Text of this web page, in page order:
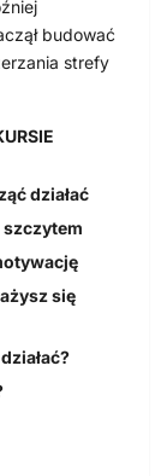
budować
strefy
działać
się